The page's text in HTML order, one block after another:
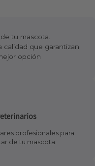
tu mascota.
calidad que garantizan
opción
profesionales para
de tu mascota.